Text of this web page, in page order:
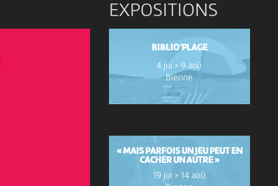
EXPOSITIONS
BIBLIO’PLAGE
4 jui > 9 aoû
Bienne
« MAIS PARFOIS UN JEU PEUT EN
CACHER UN AUTRE »
19 jui > 14 aoû